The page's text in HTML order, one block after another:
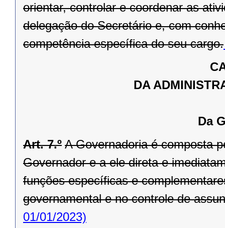
orientar, controlar e coordenar as
delegação do Secretário e, com
competência específica do seu cargo.
DA
Da
Art. 7.º A Governadoria é composta
Governador e a ele direta e
funções específicas e
governamental e no controle de
01/01/2023)